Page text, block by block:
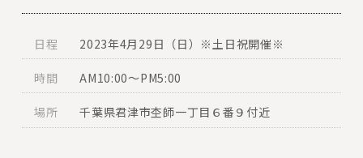
日程 2023年4月29日（日）※土日祝開催※
時間 AM10:00〜PM5:00
場所 千葉県君津市杢師一丁目６番９付近